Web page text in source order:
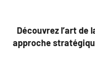
Découvrez l’art de
approche